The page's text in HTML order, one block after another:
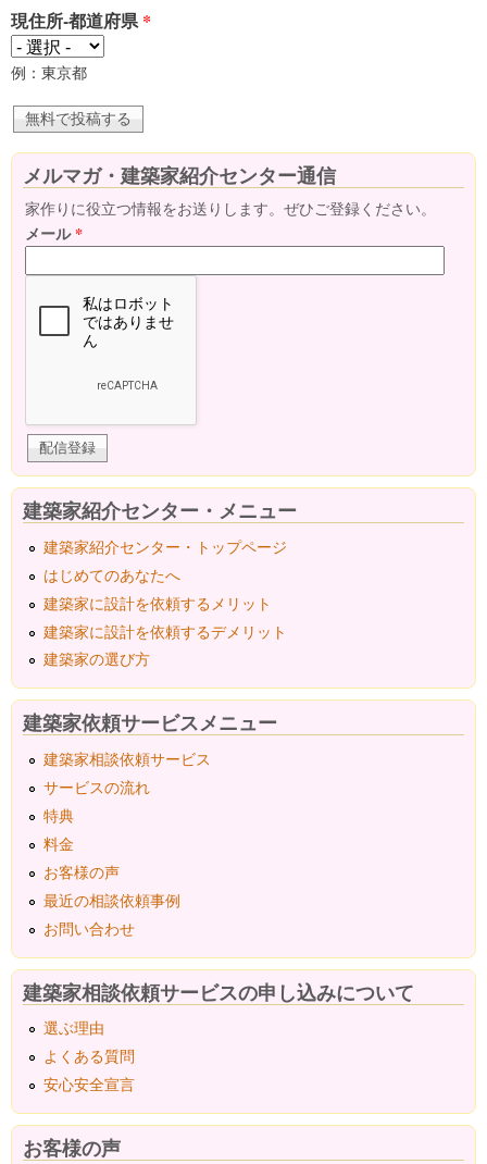
現住所-都道府県*
例：東京都
メルマガ・建築家紹介センター通信
家作りに役立つ情報をお送りします。ぜひご登録ください。
メール*
建築家紹介センター・メニュー
建築家紹介センター・トップページ
はじめてのあなたへ
建築家に設計を依頼するメリット
建築家に設計を依頼するデメリット
建築家の選び方
建築家依頼サービスメニュー
建築家相談依頼サービス
サービスの流れ
特典
料金
お客様の声
最近の相談依頼事例
お問い合わせ
建築家相談依頼サービスの申し込みについて
選ぶ理由
よくある質問
安心安全宣言
お客様の声